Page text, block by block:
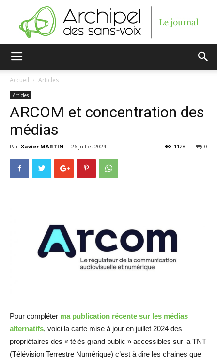
Accueil Articles
Articles
ARCOM et concentration des
médias
Par Xavier MARTIN - 26 juillet 2024 0
1128
Pour compléter ma publication récente sur les médias
alternatifs, voici la carte mise à jour en juillet 2024 des
propriétaires des « télés grand public » accessibles sur la TNT
(Télévision Terrestre Numérique) c’est à dire les chaines que